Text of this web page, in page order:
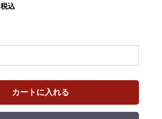
税込
カートに入れる